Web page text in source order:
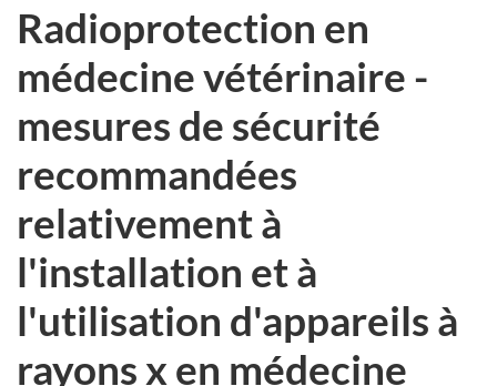
Radioprotection en
médecine vétérinaire -
mesures de sécurité
recommandées
relativement à
l'installation et à
l'utilisation d'appareils à
rayons x en médecine